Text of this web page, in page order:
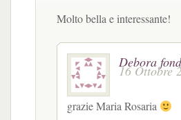
Molto bella e interessante!
Debora
16 Ottobre
grazie Maria Rosaria